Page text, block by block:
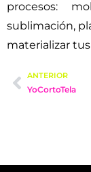
procesos:
sublimación,
materializar
ANTERIOR
YoCortoTela